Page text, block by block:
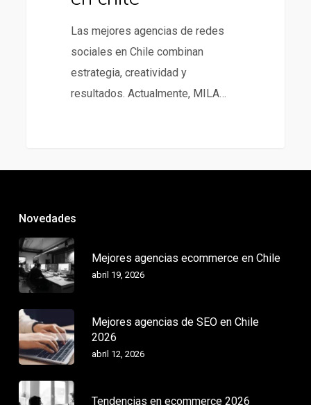
Las mejores agencias de redes
sociales en Chile combinan
estrategia, creatividad y
resultados. Actualmente, MILA…
Novedades
Mejores agencias ecommerce en Chile
abril 19, 2026
Mejores agencias de SEO en Chile
2026
abril 12, 2026
Tendencias en ecommerce 2026